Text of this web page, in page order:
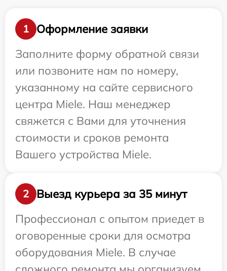
1
Оформление заявки
Заполните форму обратной связи
или позвоните нам по номеру,
указанному на сайте сервисного
центра Miele. Наш менеджер
свяжется с Вами для уточнения
стоимости и сроков ремонта
Вашего устройства Miele.
2
Выезд курьера за 35 минут
Профессионал с опытом приедет в
оговоренные сроки для осмотра
оборудования Miele. В случае